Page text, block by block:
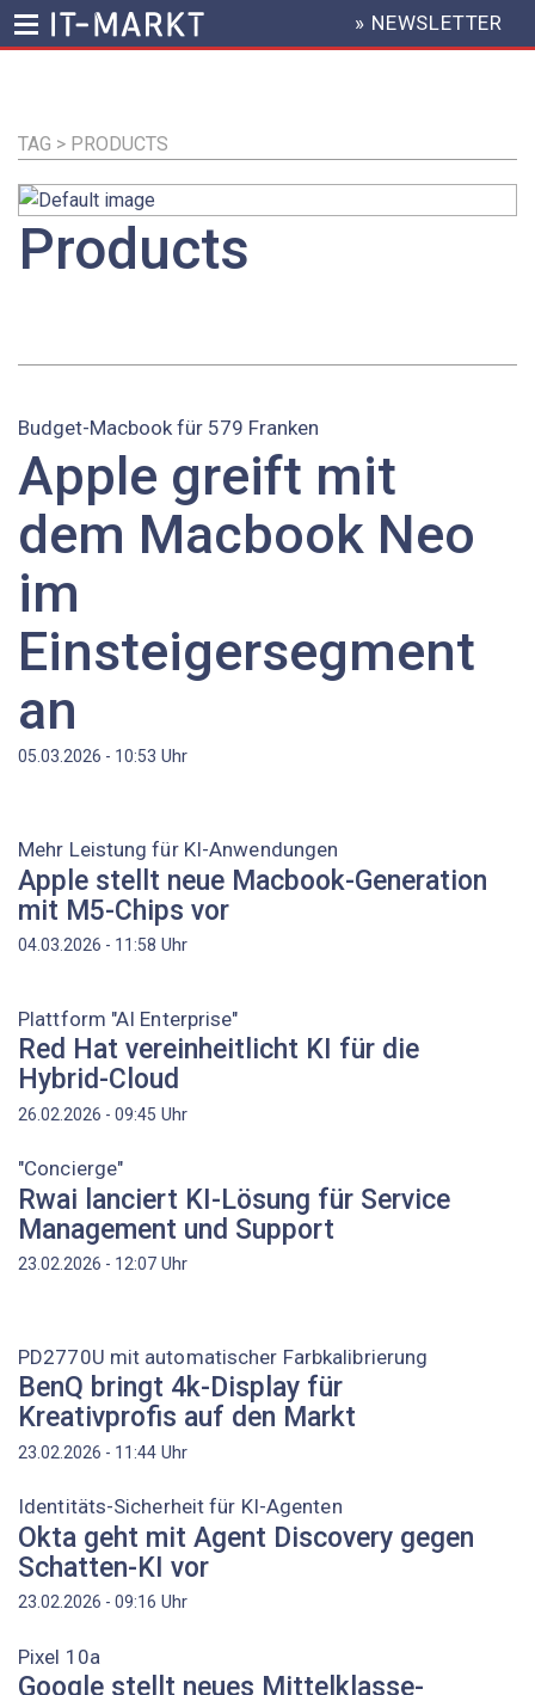
Inhalt
HEADER
MENU
» NEWSLETTER
TAG > PRODUCTS
Products
Budget-Macbook für 579 Franken
Apple greift mit
dem Macbook Neo
im
Einsteigersegment
an
05.03.2026 - 10:53 Uhr
Mehr Leistung für KI-Anwendungen
Apple stellt neue Macbook-Generation
mit M5-Chips vor
04.03.2026 - 11:58 Uhr
Plattform "AI Enterprise"
Red Hat vereinheitlicht KI für die
Hybrid-Cloud
26.02.2026 - 09:45 Uhr
"Concierge"
Rwai lanciert KI-Lösung für Service
Management und Support
23.02.2026 - 12:07 Uhr
PD2770U mit automatischer Farbkalibrierung
BenQ bringt 4k-Display für
Kreativprofis auf den Markt
23.02.2026 - 11:44 Uhr
Identitäts-Sicherheit für KI-Agenten
Okta geht mit Agent Discovery gegen
Schatten-KI vor
23.02.2026 - 09:16 Uhr
Pixel 10a
Google stellt neues Mittelklasse-